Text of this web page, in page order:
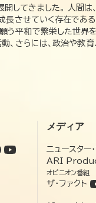
してきました。 人間
させていく存在である
う平和で繁栄した世界
さらには、政治や教育
メディア
ニュースター
ARI
オピニオン番組
ザ・ファクト